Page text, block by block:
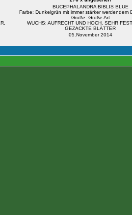
BUCEPHALANDRA BIBLIS BLUE
Farbe: Dunkelgrün mit immer stärker werdendem
Größe: Große Art
WUCHS: AUFRECHT UND HOCH. SEHR
GEZACKTE BLÄTTER
05.November 2014